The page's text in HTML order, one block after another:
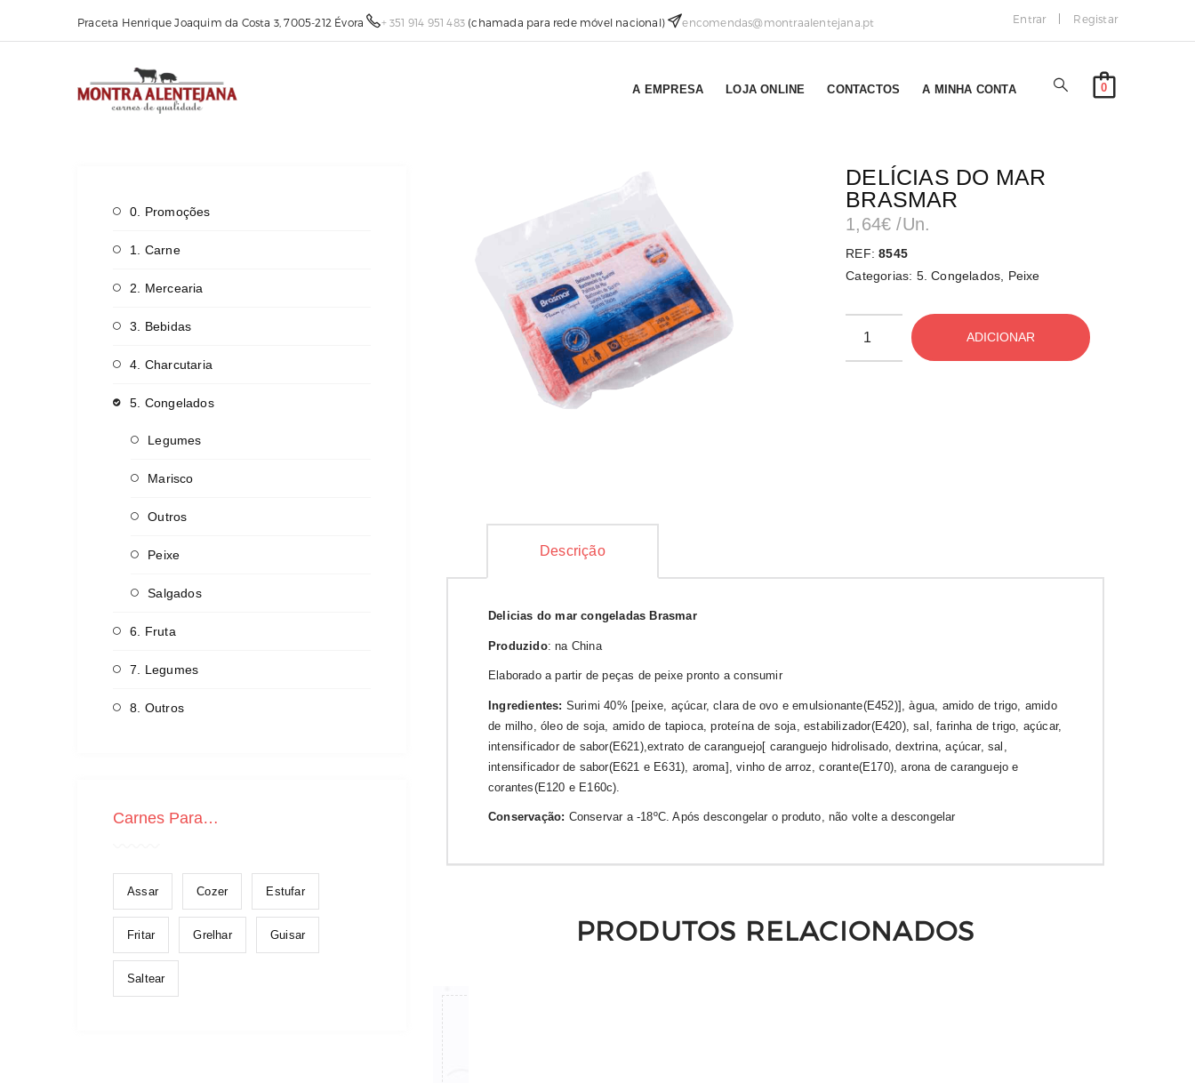
Praceta Henrique Joaquim da Costa 3, 7005-212 Évora + 351 914 951 483 (chamada para rede móvel nacional) encomendas@montraalentejana.pt Entrar Registar
0
A EMPRESA LOJA ONLINE CONTACTOS A MINHA CONTA
0. Promoções
1. Carne
2. Mercearia
3. Bebidas
4. Charcutaria
5. Congelados
Legumes
Marisco
Outros
Peixe
Salgados
6. Fruta
7. Legumes
8. Outros
Carnes Para…
Assar Cozer Estufar
Fritar Grelhar Guisar
Saltear
DELÍCIAS DO MAR
BRASMAR
1,64€ /Un.
REF:8545
Categorias: 5. Congelados Peixe
ADICIONAR
Descrição
Delicias do mar congeladas Brasmar
Produzido: na China
Elaborado a partir de peças de peixe pronto a consumir
Ingredientes: Surimi 40% [peixe, açúcar, clara de ovo e emulsionante(E452)], àgua, amido de trigo, amido
de milho, óleo de soja, amido de tapioca, proteína de soja, estabilizador(E420), sal, farinha de trigo, açúcar,
intensificador de sabor(E621),extrato de caranguejo[ caranguejo hidrolisado, dextrina, açúcar, sal,
intensificador de sabor(E621 e E631), aroma], vinho de arroz, corante(E170), arona de caranguejo e
corantes(E120 e E160c).
Conservação: Conservar a -18ºC. Após descongelar o produto, não volte a descongelar
PRODUTOS RELACIONADOS